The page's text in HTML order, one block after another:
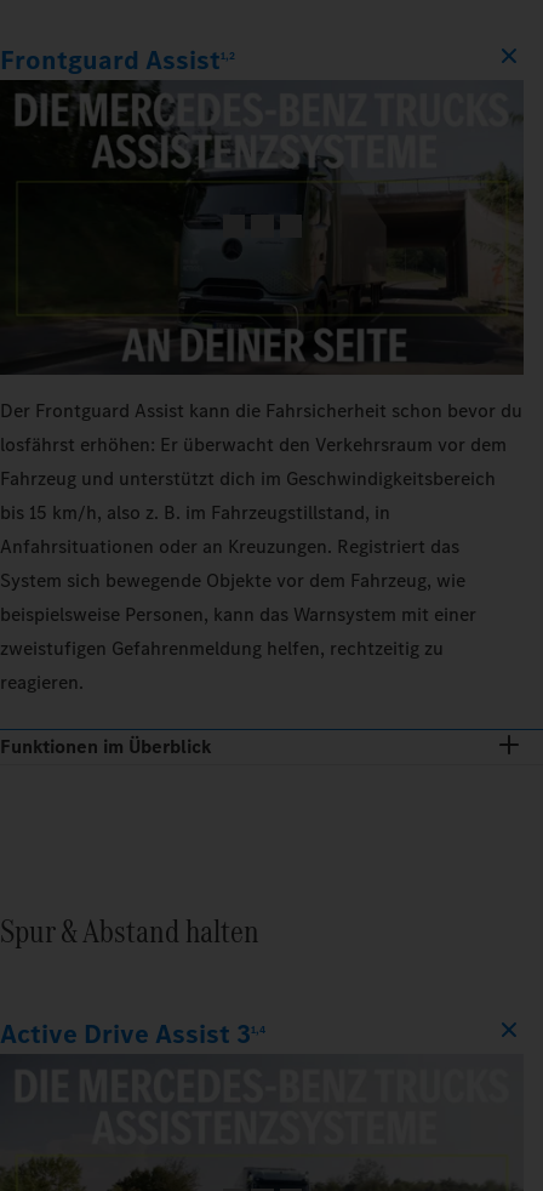
Frontguard Assist1,2
Der Frontguard Assist kann die Fahrsicherheit schon bevor du
losfährst erhöhen: Er überwacht den Verkehrsraum vor dem
Fahrzeug und unterstützt dich im Geschwindigkeitsbereich
bis 15 km/h, also z. B. im Fahrzeugstillstand, in
Anfahrsituationen oder an Kreuzungen. Registriert das
System sich bewegende Objekte vor dem Fahrzeug, wie
beispielsweise Personen, kann das Warnsystem mit einer
zweistufigen Gefahrenmeldung helfen, rechtzeitig zu
reagieren.
Funktionen im Überblick
Spur & Abstand halten
Active Drive Assist 31,4